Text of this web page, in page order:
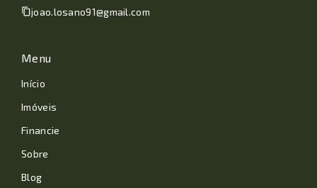
joao.losano91@gmail.com
Menu
Início
Imóveis
Financie
Sobre
Blog